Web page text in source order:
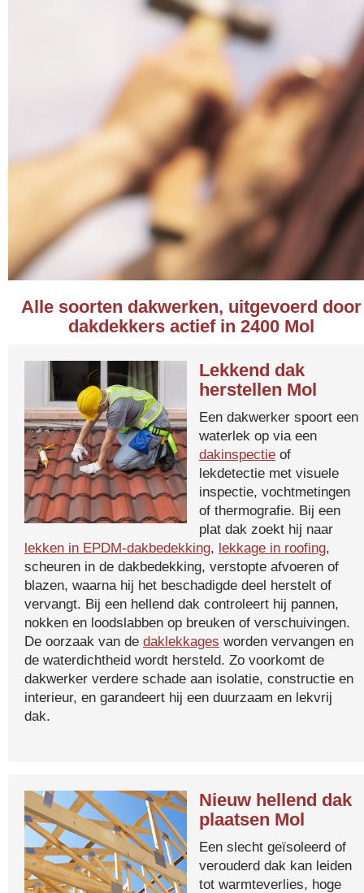
Alle soorten dakwerken, uitgevoerd door
dakdekkers actief in 2400 Mol
Lekkend dak
herstellen Mol
Een dakwerker spoort een
waterlek op via een
dakinspectie of
lekdetectie met visuele
inspectie, vochtmetingen
of thermografie. Bij een
plat dak zoekt hij naar
lekken in EPDM-dakbedekking, lekkage in roofing,
scheuren in de dakbedekking, verstopte afvoeren of
blazen, waarna hij het beschadigde deel herstelt of
vervangt. Bij een hellend dak controleert hij pannen,
nokken en loodslabben op breuken of verschuivingen.
De oorzaak van de daklekkages worden vervangen en
de waterdichtheid wordt hersteld. Zo voorkomt de
dakwerker verdere schade aan isolatie, constructie en
interieur, en garandeert hij een duurzaam en lekvrij
dak.
Nieuw hellend dak
plaatsen Mol
Een slecht geïsoleerd of
verouderd dak kan leiden
tot warmteverlies, hoge